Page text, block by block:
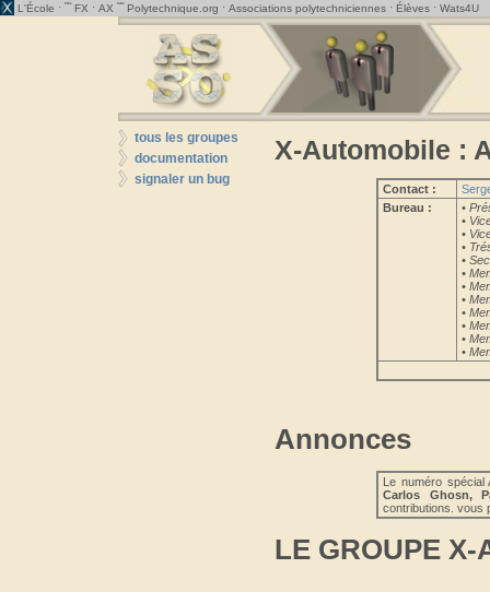
L'École · ˜˜ FX · AX ˜˜ Polytechnique.org · Associations polytechniciennes · Élèves · Wats4U
tous les groupes
documentation
signaler un bug
X-Automobile :
Contact :
Bureau :
•
•
•
•
•
•
•
•
•
•
•
•
Annonces
Le numéro
Carlos Ghosn,
contributions. vous
LE GROUPE